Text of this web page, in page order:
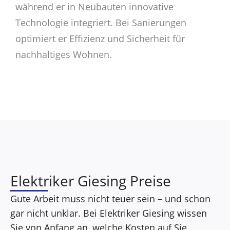
während er in Neubauten innovative
Technologie integriert. Bei Sanierungen
optimiert er Effizienz und Sicherheit für
nachhaltiges Wohnen.
Elektriker Giesing Preise
Gute Arbeit muss nicht teuer sein – und schon
gar nicht unklar. Bei Elektriker Giesing wissen